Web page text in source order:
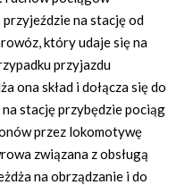
na stację od
który udaje się na
przyjazdu
ona skład i dołącza się do
stację przybędzie pociąg
przez lokomotywę
związana z obsługą
na obrządzanie i do